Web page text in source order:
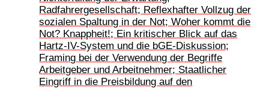
Radfahrergesellschaft; Reflexhafter Vollzug der
sozialen Spaltung in der Not; Woher kommt die
Not? Knappheit!; Ein kritischer Blick auf das
Hartz-IV-System und die bGE-Diskussion;
Framing bei der Verwendung der Begriffe
Arbeitgeber und Arbeitnehmer; Staatlicher
Eingriff in die Preisbildung auf den